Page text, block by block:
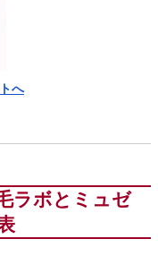
へ
ラボとミュゼ